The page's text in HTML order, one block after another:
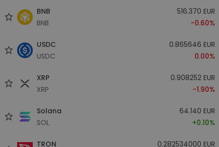
BNB
BNB
516.370 EUR
-0.60%
USDC
USDC
0.865646 EUR
0.00%
XRP
XRP
0.908252 EUR
-1.90%
Solana
SOL
64.140 EUR
+0.10%
TRON
0.282534000 EUR